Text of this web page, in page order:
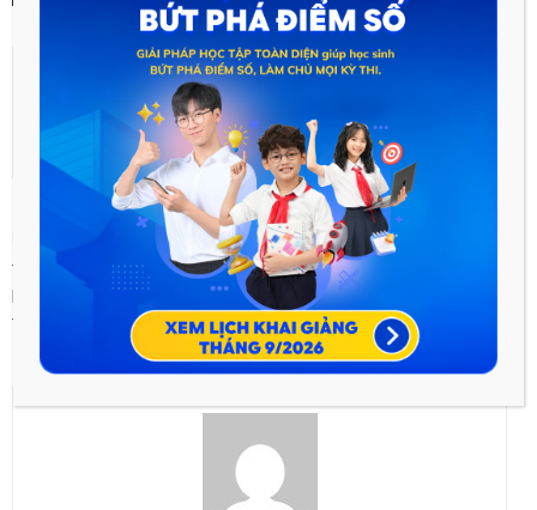
Teen 2k: Nhận biết hợp chất
hữu cơ “nhanh như chớp” cùng
thầy Nguyễn Ngọc Anh
Thiếu kỹ năng xử lí đề thi,
chàng sinh viên Học viện Quân
Y suýt phải trả giá vì chủ quan